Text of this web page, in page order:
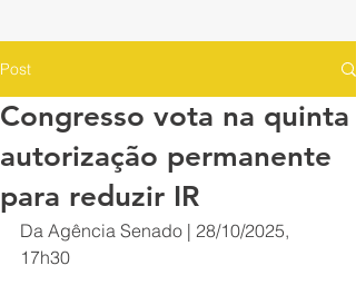
Post
Congresso vota na quinta
autorização permanente
para reduzir IR
Da Agência Senado | 28/10/2025,
17h30